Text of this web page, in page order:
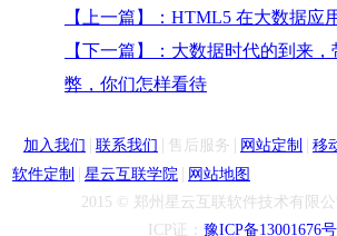
【上一篇】：HTML5 在大数据应
【下一篇】：大数据时代的到来
弊，你们怎样看待
加入我们 | 联系我们 | 售后服务 | 网站定制 | 移
软件定制 | 星云互联学院 | 网站地图
2015 © 郑州星云互联软件技术有限
ICP证： 豫ICP备13001676